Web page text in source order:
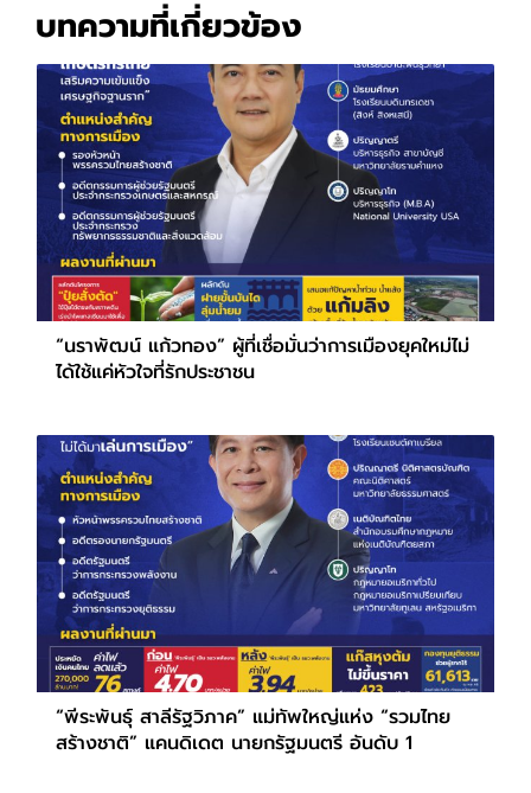
บทความที่เกี่ยวข้อง
“นราพัฒน์ แก้วทอง” ผู้ที่เชื่อมั่นว่าการเมืองยุคใหม่ไม่
ได้ใช้แค่หัวใจที่รักประชาชน
“พีระพันธุ์ สาลีรัฐวิภาค” แม่ทัพใหญ่แห่ง “รวมไทย
สร้างชาติ” แคนดิเดต นายกรัฐมนตรี อันดับ 1